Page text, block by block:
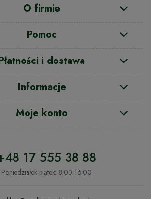
O firmie
Pomoc
i dostawa
Informacje
Moje konto
17 555 38 88
Poniedziałek-piątek: 8:00-16:00